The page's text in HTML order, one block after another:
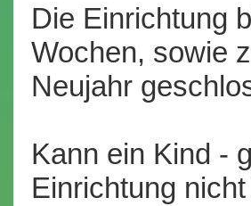
Die Einrichtung
Wochen, sowie
Neujahr
Kann ein Kind -
Einrichtung